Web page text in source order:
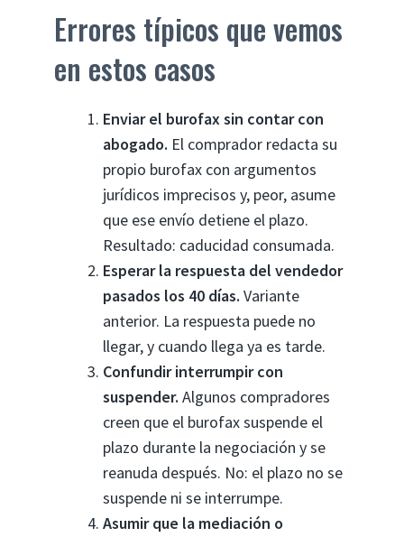
Errores típicos que vemos
en estos casos
Enviar el burofax sin contar con
abogado. El comprador redacta su
propio burofax con argumentos
jurídicos imprecisos y, peor, asume
que ese envío detiene el plazo.
Resultado: caducidad consumada.
Esperar la respuesta del vendedor
pasados los 40 días. Variante
anterior. La respuesta puede no
llegar, y cuando llega ya es tarde.
Confundir interrumpir con
suspender. Algunos compradores
creen que el burofax suspende el
plazo durante la negociación y se
reanuda después. No: el plazo no se
suspende ni se interrumpe.
Asumir que la mediación o